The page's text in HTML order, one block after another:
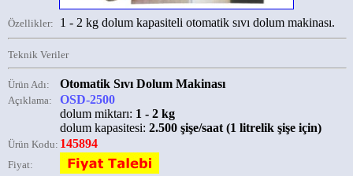
Özellikler: 1 - 2 kg dolum kapasiteli otomatik sıvı dolum makinası.
Teknik Veriler
Ürün Adı: Otomatik Sıvı Dolum Makinası
Açıklama:
OSD-2500
dolum miktarı: 1 - 2 kg
dolum kapasitesi: 2.500 şişe/saat (1 litrelik şişe için)
Ürün Kodu: 145894
Fiyat: